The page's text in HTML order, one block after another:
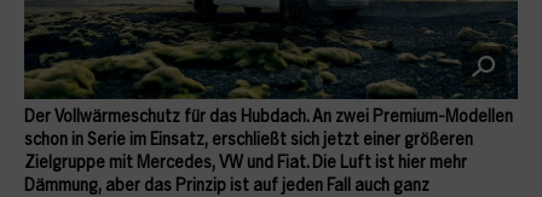
Der Vollwärmeschutz für das Hubdach. An zwei Premium-Modellen
schon in Serie im Einsatz, erschließt sich jetzt einer größeren
Zielgruppe mit Mercedes, VW und Fiat. Die Luft ist hier mehr
Dämmung, aber das Prinzip ist auf jeden Fall auch ganz